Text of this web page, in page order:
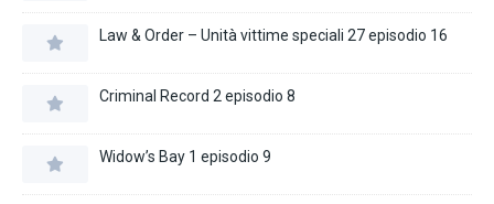
Law & Order – Unità vittime speciali 27 episodio 16
Criminal Record 2 episodio 8
Widow’s Bay 1 episodio 9